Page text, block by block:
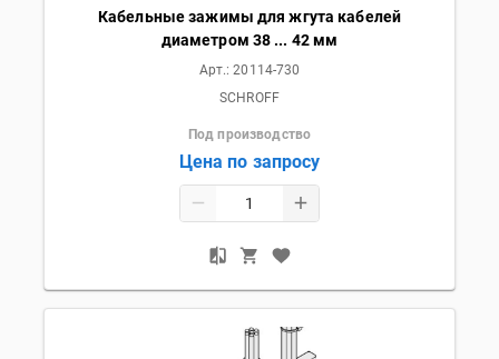
Кабельные зажимы для жгута кабелей
диаметром 38 ... 42 мм
Арт.:20114-730
SCHROFF
Под производство
Цена по запросу